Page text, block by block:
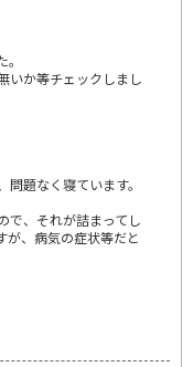
いか等チェックしまし
題なく寝ています。
で、それが詰まってし
が、病気の症状等だと